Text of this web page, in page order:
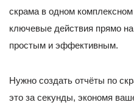
скрама в одном
ключевые действия прямо
простым и эффективным.
Нужно создать отчёты по
это за секунды, экономя